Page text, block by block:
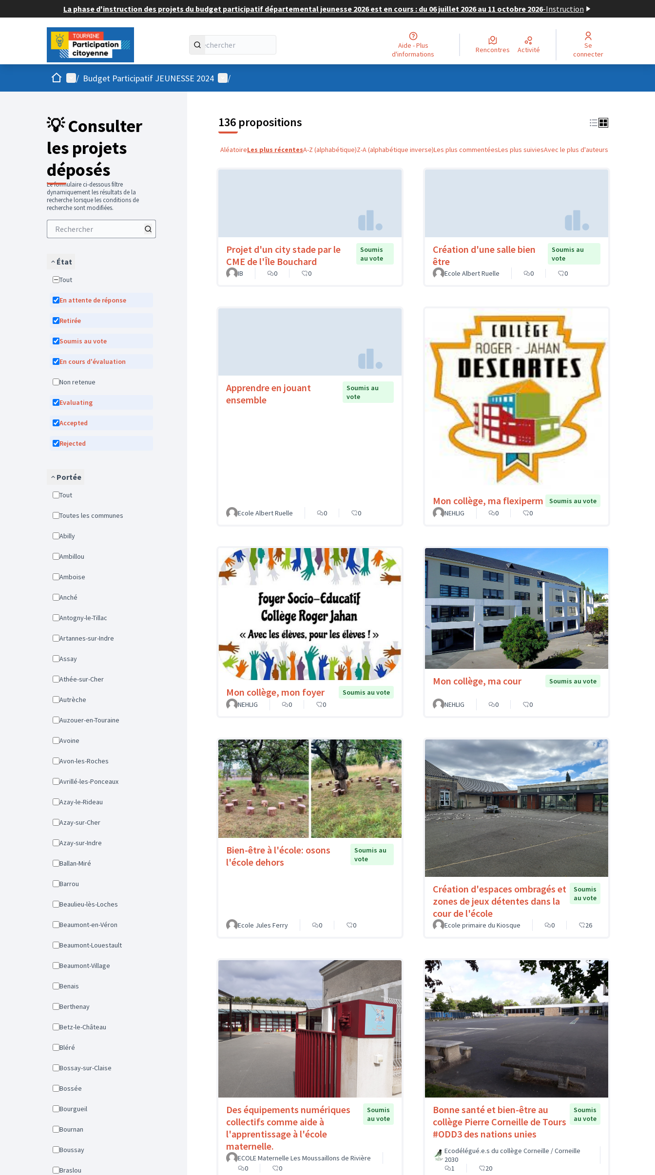
La phase d'instruction des projets du budget participatif départemental jeunesse 2026 est en cours : du 06 juillet 2026 au 11 octobre 2026-Instruction
Aide - Plus
d'informations
Rencontres Activité
Se
connecter
AccueilMenu principal
/ Budget Participatif JEUNESSE 2024 Menu utilisateur
/
💡 Consulter
les projets
déposés
Le formulaire ci-dessous filtre
dynamiquement les résultats de la
recherche lorsque les conditions de
recherche sont modifiées.
État
Tout
En attente de réponse
Retirée
Soumis au vote
En cours d'évaluation
Non retenue
Evaluating
Accepted
Rejected
Portée
Tout
Toutes les communes
Abilly
Ambillou
Amboise
Anché
Antogny-le-Tillac
Artannes-sur-Indre
Assay
Athée-sur-Cher
Autrèche
Auzouer-en-Touraine
Avoine
Avon-les-Roches
Avrillé-les-Ponceaux
Azay-le-Rideau
Azay-sur-Cher
Azay-sur-Indre
Ballan-Miré
Barrou
Beaulieu-lès-Loches
Beaumont-en-Véron
Beaumont-Louestault
Beaumont-Village
Benais
Berthenay
Betz-le-Château
Bléré
Bossay-sur-Claise
Bossée
Bourgueil
Bournan
Boussay
Braslou
136 propositions
AléatoireLes plus récentesA-Z (alphabétique)Z-A (alphabétique inverse)Les plus commentéesLes plus suiviesAvec le plus d'auteurs
Projet d'un city stade par le
CME de l'Île Bouchard
Soumis
au vote
IB
0 0
Création d'une salle bien
être
Soumis au
vote
Ecole Albert Ruelle
0 0
Apprendre en jouant
ensemble
Soumis au
vote
Ecole Albert Ruelle 0 0
Mon collège, ma flexiperm
Soumis au vote
NEHLIG
0 0
Mon collège, mon foyer
Soumis au vote
NEHLIG
0 0
Mon collège, ma cour Soumis au vote
NEHLIG 0 0
Bien-être à l'école: osons
l'école dehors
Soumis au
vote
Ecole Jules Ferry 0 0
Création d'espaces ombragés et
zones de jeux détentes dans la
cour de l'école
Soumis
au vote
Ecole primaire du Kiosque 0 26
Des équipements numériques
collectifs comme aide à
l'apprentissage à l'école
maternelle.
Soumis
au vote
ECOLE Maternelle Les Moussaillons de Rivière
0
0
Bonne santé et bien-être au
collège Pierre Corneille de Tours
#ODD3 des nations unies
Soumis
au vote
Ecodélégué.e.s du collège Corneille / Corneille
2030
1
20